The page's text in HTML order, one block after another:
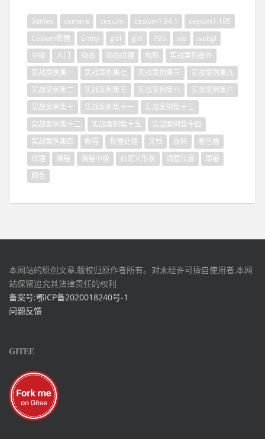
3dtiles camera cesium cesium1.94.1
cesium1.105
Cesium数据
Entity glsl gltf PBS vip
webgl
中级
入门 动态 动态纹理 地形
实战案例番外
实战案例集一
实战案例集七 实战案例集三
实战案例集九
实战案例集二
实战案例集五 实战案例集八
实战案例集六
实战案例集十
实战案例集十一
实战案例集十三
实战案例集十二
实战案例集十五
实战案例集十四
实战案例集四
教程 数据处理 文档 旋转
着色器
纹理
编程 编程中级 自定义形状 调整位置
部署
颜色
本网站的原创文章,版权归原作者所有。对未经许可擅自使用者,本网
站保留追究其法律责任的权利
备案号:鄂ICP备2020018240号-1
问题反馈
GITEE